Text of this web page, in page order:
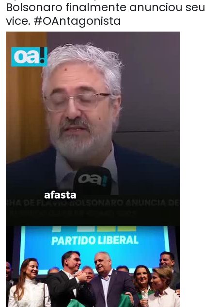
Bolsonaro finalmente anunciou seu
vice. #OAntagonista